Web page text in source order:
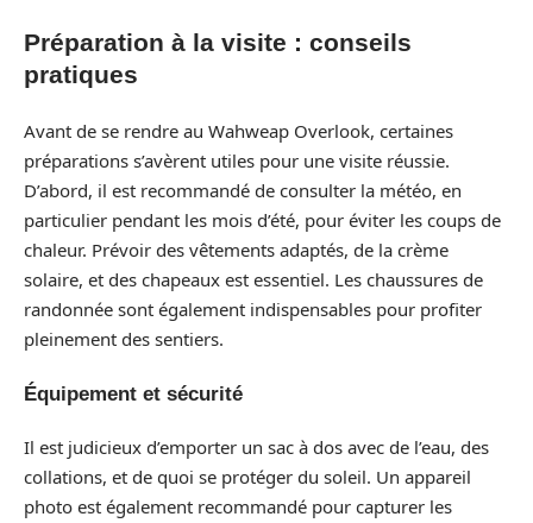
Préparation à la visite : conseils
pratiques
Avant de se rendre au Wahweap Overlook, certaines
préparations s’avèrent utiles pour une visite réussie.
D’abord, il est recommandé de consulter la météo, en
particulier pendant les mois d’été, pour éviter les coups de
chaleur. Prévoir des vêtements adaptés, de la crème
solaire, et des chapeaux est essentiel. Les chaussures de
randonnée sont également indispensables pour profiter
pleinement des sentiers.
Équipement et sécurité
Il est judicieux d’emporter un sac à dos avec de l’eau, des
collations, et de quoi se protéger du soleil. Un appareil
photo est également recommandé pour capturer les